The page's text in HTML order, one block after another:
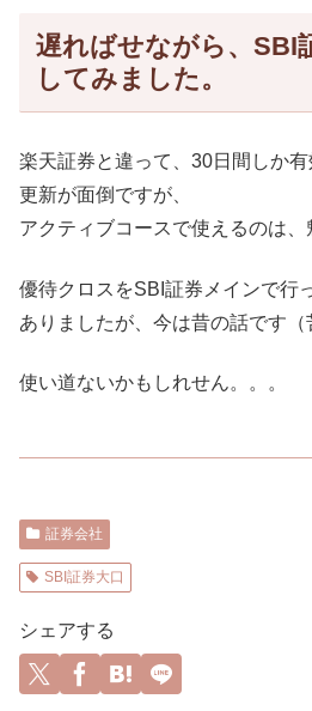
遅ればせながら、SBI
してみました。
楽天証券と違って、30日間しか有
更新が面倒ですが、
アクティブコースで使えるのは、
優待クロスをSBI証券メインで行
ありましたが、今は昔の話です（
使い道ないかもしれせん。。。
証券会社
SBI証券大口
シェアする